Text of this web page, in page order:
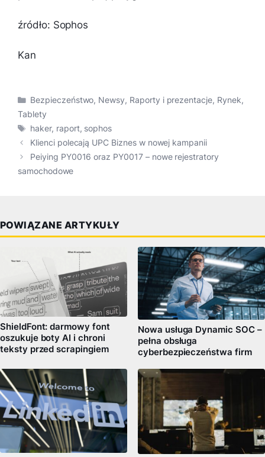
źródło: Sophos
Kan
Kategorie
Bezpieczeństwo, Newsy, Raporty i prezentacje, Rynek,
Tablety
Tagi
haker, raport, sophos
Klienci polecają UPC Biznes w nowej kampanii
Peiying PY0016 oraz PY0017 – nowe rejestratory
samochodowe
POWIĄZANE ARTYKUŁY
ShieldFont: darmowy font
oszukuje boty AI i chroni
teksty przed scrapingiem
Nowa usługa Dynamic SOC –
pełna obsługa
cyberbezpieczeństwa firm